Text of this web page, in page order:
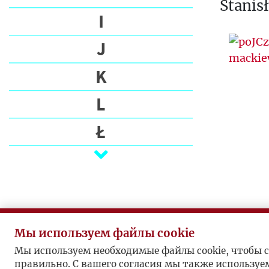
I
J
K
L
Ł
M
O
P
Мы используем файлы cookie
Мы используем необходимые файлы cookie, чтобы
правильно. С вашего согласия мы также